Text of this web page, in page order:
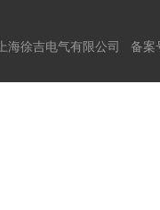
海徐吉电气有限公司 备案